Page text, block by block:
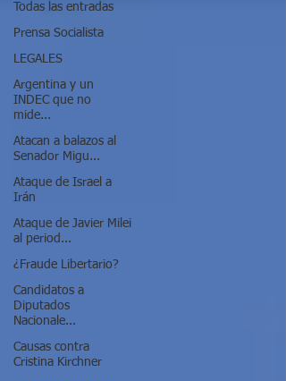
Todas las entradas
Prensa Socialista
LEGALES
Argentina y un
INDEC que no
mide...
Atacan a balazos al
Senador Migu...
Ataque de Israel a
Irán
Ataque de Javier Milei
al period...
¿Fraude Libertario?
Candidatos a
Diputados
Nacionale...
Causas contra
Cristina Kirchner